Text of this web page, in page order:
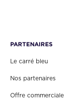
PARTENAIRES
Le carré bleu
Nos partenaires
Offre commerciale